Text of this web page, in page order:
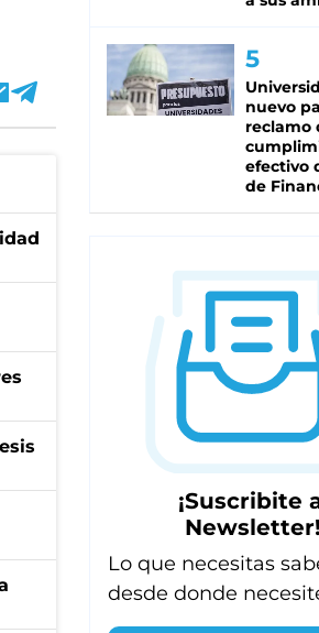
nuevo
reclamo
efectivo
de
¡Suscribite
Newsletter!
Lo que necesitas
desde donde